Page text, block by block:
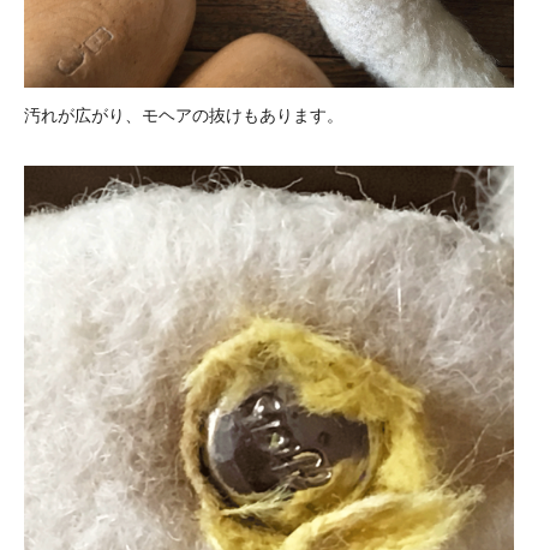
汚れが広がり、モヘアの抜けもあります。